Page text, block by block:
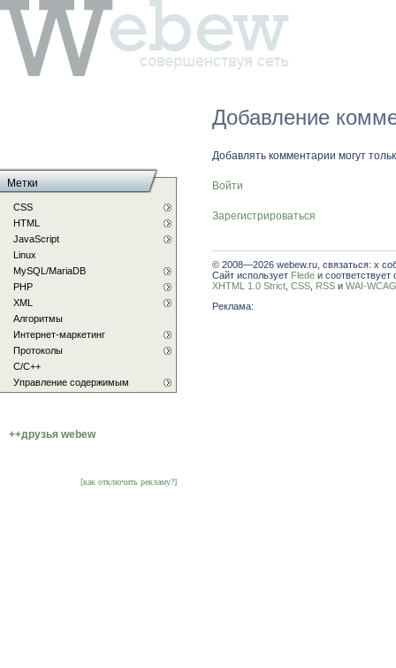
Добавление
Добавлять комментарии могут
Войти
Зарегистрироваться
© 2008—2026 webew.ru, связаться: x
Сайт использует Flede и соответствует
XHTML 1.0 Strict CSS RSS и WAI-
Реклама:
Метки
CSS
HTML
JavaScript
Linux
MySQL/MariaDB
PHP
XML
Алгоритмы
Интернет-маркетинг
Протоколы
С/C++
Управление содержимым
++друзья webew
[как отключить рекламу?]